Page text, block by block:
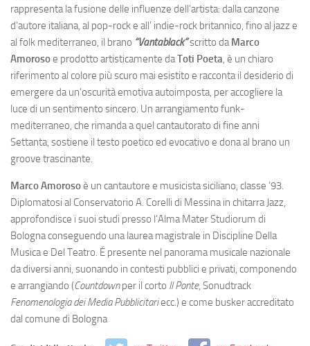
rappresenta la fusione delle influenze dell’artista: dalla canzone
d’autore italiana, al pop-rock e all’ indie-rock britannico, fino al jazz e
al folk mediterraneo, il brano “Vantablack”scritto daMarco
Amorosoe prodotto artisticamente daToti Poeta, è un chiaro
riferimento al colore più scuro mai esistito e racconta il desiderio di
emergere da un’oscurità emotiva autoimposta, per accogliere la
luce di un sentimento sincero. Un arrangiamento funk-
mediterraneo, che rimanda a quel cantautorato di fine anni
Settanta, sostiene il testo poetico ed evocativo e dona al brano un
groove trascinante.
Marco Amorosoè un cantautore e musicista siciliano, classe ’93.
Diplomatosi al Conservatorio A. Corelli di Messina in chitarra Jazz,
approfondisce i suoi studi presso l’Alma Mater Studiorum di
Bologna conseguendo una laurea magistrale in Discipline Della
Musica e Del Teatro. É presente nel panorama musicale nazionale
da diversi anni, suonando in contesti pubblici e privati, componendo
e arrangiando (Countdownper il corto Il Ponte, Sonudtrack
Fenomenologia dei Media Pubblicitariecc.) e come busker accreditato
dal comune di Bologna